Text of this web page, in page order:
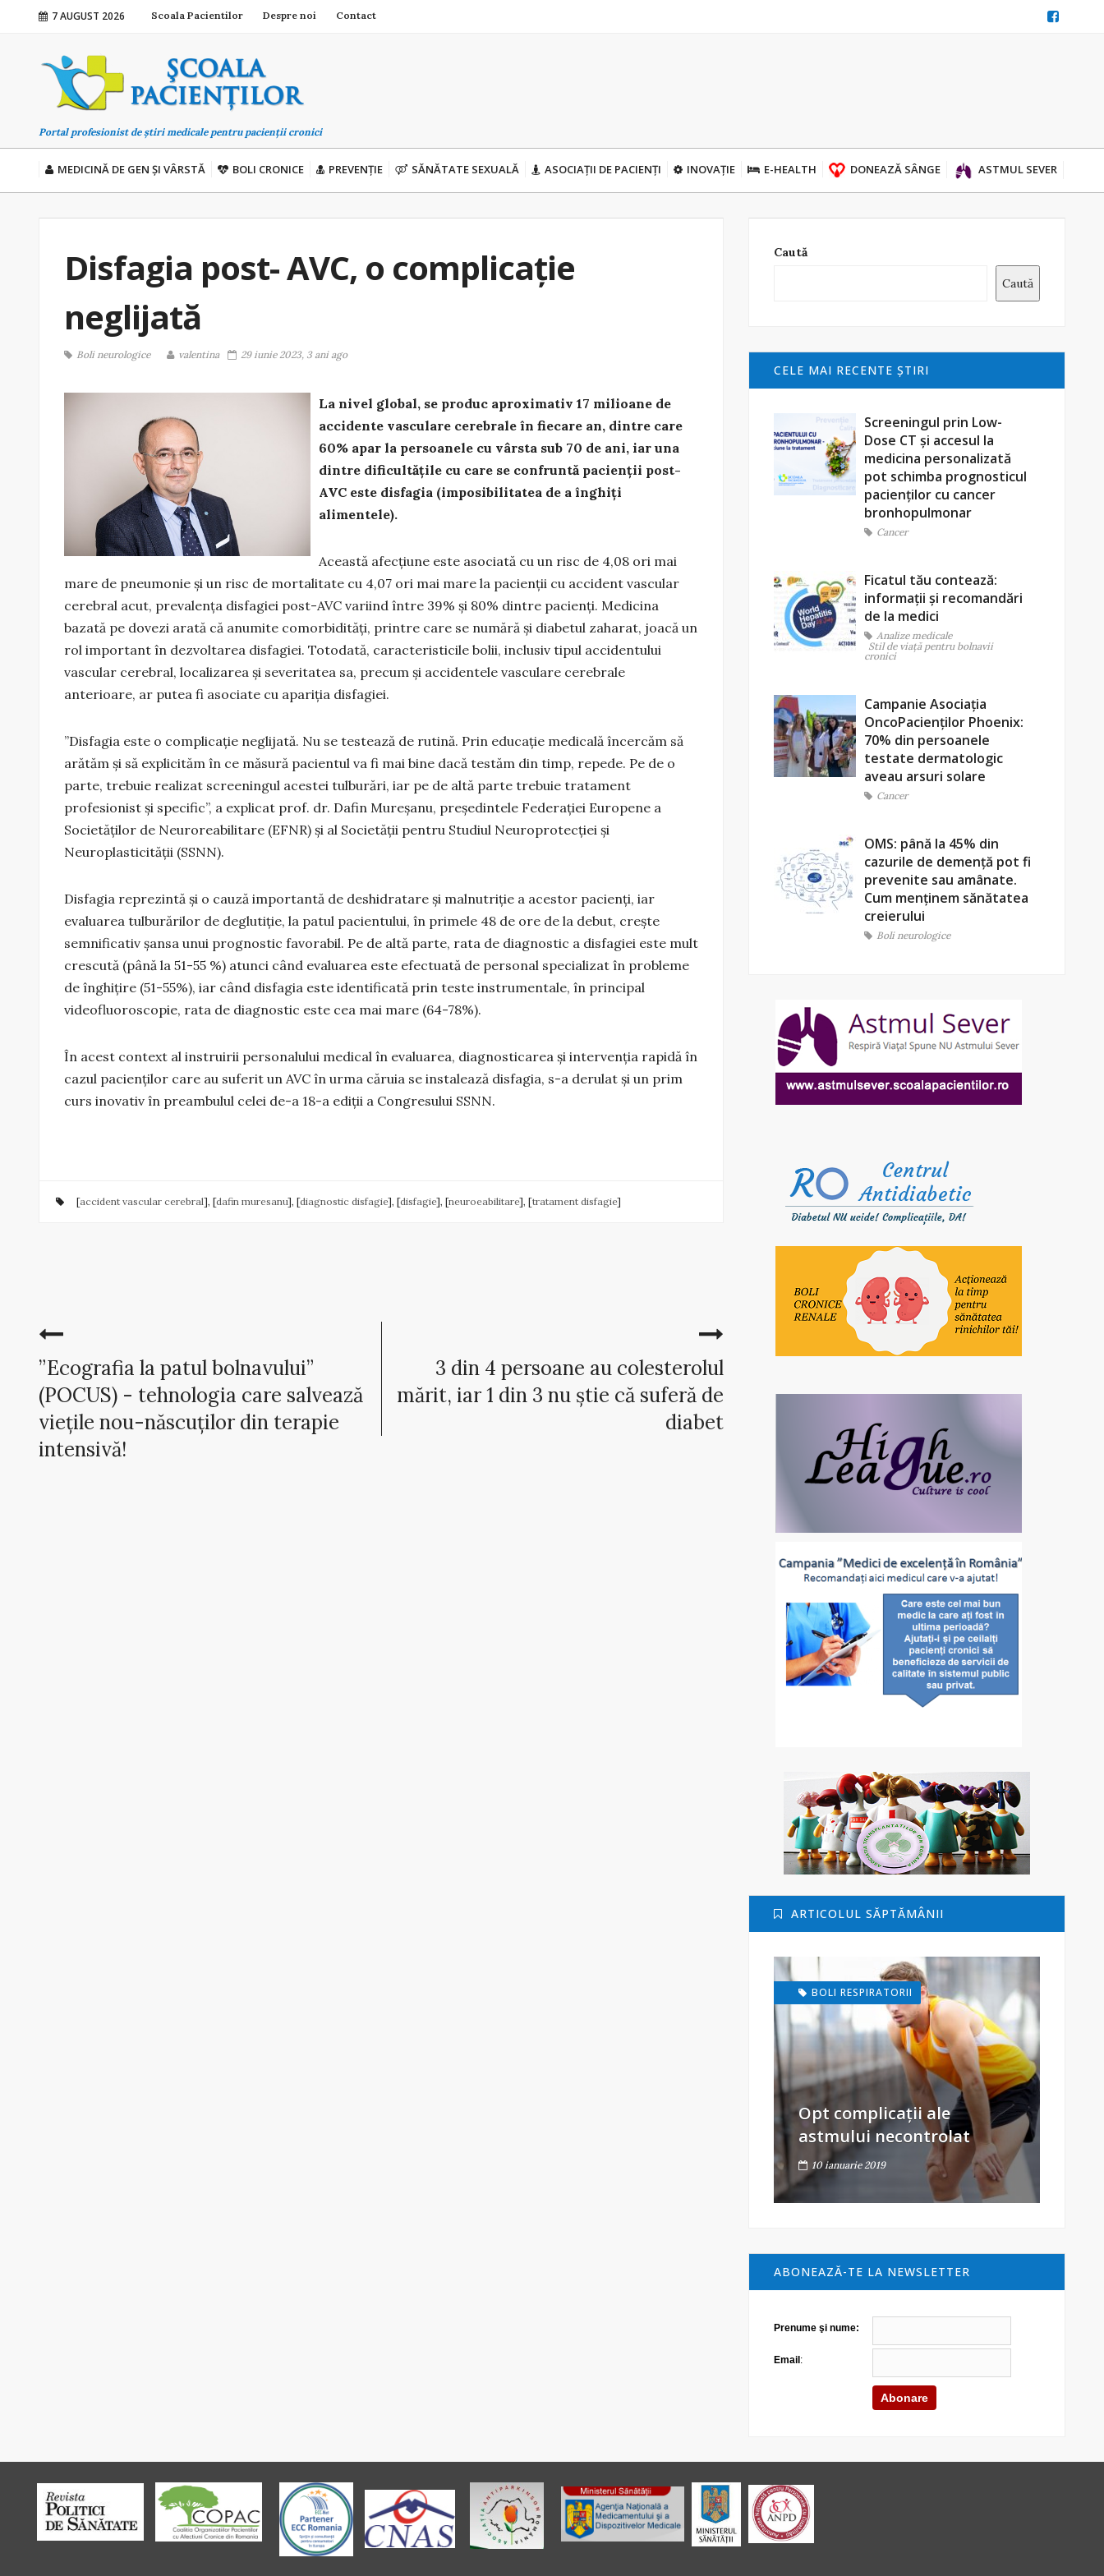
7 AUGUST 2026 Scoala Pacientilor Despre noi Contact
Portal profesionist de știri medicale pentru pacienții cronici
MEDICINĂ DE GEN ȘI VÂRSTĂ BOLI CRONICE PREVENȚIE SĂNĂTATE SEXUALĂ ASOCIAȚII DE PACIENȚI INOVAȚIE E-HEALTH DONEAZĂ SÂNGE ASTMUL SEVER
Disfagia post- AVC, o complicație
neglijată
Boli neurologice valentina 29 iunie 2023, 3 ani ago
La nivel global, se produc aproximativ 17 milioane de
accidente vasculare cerebrale în fiecare an, dintre care
60% apar la persoanele cu vârsta sub 70 de ani, iar una
dintre dificultățile cu care se confruntă pacienții post-
AVC este disfagia (imposibilitatea de a înghiți
alimentele).
Această afecțiune este asociată cu un risc de 4,08 ori mai
mare de pneumonie și un risc de mortalitate cu 4,07 ori mai mare la pacienții cu accident vascular
cerebral acut, prevalența disfagiei post-AVC variind între 39% și 80% dintre pacienți. Medicina
bazată pe dovezi arată că anumite comorbidități, printre care se numără și diabetul zaharat, joacă un
rol important în dezvoltarea disfagiei. Totodată, caracteristicile bolii, inclusiv tipul accidentului
vascular cerebral, localizarea și severitatea sa, precum și accidentele vasculare cerebrale
anterioare, ar putea fi asociate cu apariția disfagiei.
”Disfagia este o complicație neglijată. Nu se testează de rutină. Prin educație medicală încercăm să
arătăm și să explicităm în ce măsură pacientul va fi mai bine dacă testăm din timp, repede. Pe de o
parte, trebuie realizat screeningul acestei tulburări, iar pe de altă parte trebuie tratament
profesionist și specific”, a explicat prof. dr. Dafin Mureșanu, președintele Federației Europene a
Societăților de Neuroreabilitare (EFNR) și al Societăţii pentru Studiul Neuroprotecţiei şi
Neuroplasticităţii (SSNN).
Disfagia reprezintă și o cauză importantă de deshidratare și malnutriție a acestor pacienți, iar
evaluarea tulburărilor de deglutiție, la patul pacientului, în primele 48 de ore de la debut, crește
semnificativ șansa unui prognostic favorabil. Pe de altă parte, rata de diagnostic a disfagiei este mult
crescută (până la 51-55 %) atunci când evaluarea este efectuată de personal specializat în probleme
de înghițire (51-55%), iar când disfagia este identificată prin teste instrumentale, în principal
videofluoroscopie, rata de diagnostic este cea mai mare (64-78%).
În acest context al instruirii personalului medical în evaluarea, diagnosticarea și intervenția rapidă în
cazul pacienților care au suferit un AVC în urma căruia se instalează disfagia, s-a derulat și un prim
curs inovativ în preambulul celei de-a 18-a ediții a Congresului SSNN.
[accident vascular cerebral], [dafin muresanu], [diagnostic disfagie], [disfagie], [neuroeabilitare], [tratament disfagie]
”Ecografia la patul bolnavului”
(POCUS) - tehnologia care salvează
viețile nou-născuților din terapie
intensivă!
3 din 4 persoane au colesterolul
mărit, iar 1 din 3 nu știe că suferă de
diabet
Caută
Caută
CELE MAI RECENTE ŞTIRI
Screeningul prin Low-
Dose CT și accesul la
medicina personalizată
pot schimba prognosticul
pacienților cu cancer
bronhopulmonar
Cancer
Ficatul tău contează:
informații și recomandări
de la medici
Analize medicale
Stil de viaţă pentru bolnavii
cronici
Campanie Asociația
OncoPacienților Phoenix:
70% din persoanele
testate dermatologic
aveau arsuri solare
Cancer
OMS: până la 45% din
cazurile de demență pot fi
prevenite sau amânate.
Cum menținem sănătatea
creierului
Boli neurologice
ARTICOLUL SĂPTĂMÂNII
BOLI RESPIRATORII
Opt complicații ale
astmului necontrolat
10 ianuarie 2019
ABONEAZĂ-TE LA NEWSLETTER
Prenume şi nume:
Email: